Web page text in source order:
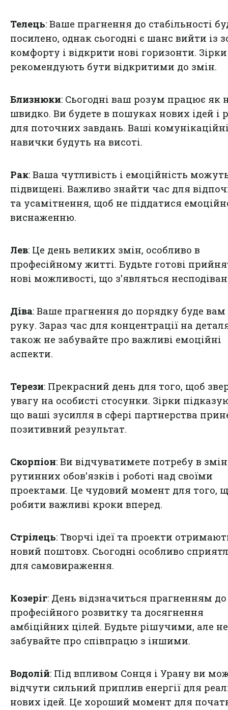
Телець: Ваше прагнення до стабільності
посилено, однак сьогодні є шанс вийти із
комфорту і відкрити нові горизонти. Зірки
рекомендують бути відкритими до змін.
Близнюки: Сьогодні ваш розум працює як
швидко. Ви будете в пошуках нових ідей і
для поточних завдань. Ваші
навички будуть на висоті.
Рак: Ваша чутливість і емоційність
підвищені. Важливо знайти час для
та усамітнення, щоб не піддатися
виснаженню.
Лев: Це день великих змін, особливо в
професійному житті. Будьте готові
нові можливості, що з'являться
Діва: Ваше прагнення до порядку буде вам
руку. Зараз час для концентрації на
також не забувайте про важливі емоційні
аспекти.
Терези: Прекрасний день для того, щоб
увагу на особисті стосунки. Зірки
що ваші зусилля в сфері партнерства
позитивний результат.
Скорпіон: Ви відчуватимете потребу в
рутинних обов'язків і роботі над своїми
проектами. Це чудовий момент для того,
робити важливі кроки вперед.
Стрілець: Творчі ідеї та проекти
новий поштовх. Сьогодні особливо
для самовираження.
Козеріг: День відзначиться прагненням до
професійного розвитку та досягнення
амбіційних цілей. Будьте рішучими, але не
забувайте про співпрацю з іншими.
Водолій: Під впливом Сонця і Урану ви
відчути сильний приплив енергії для
нових ідей. Це хороший момент для